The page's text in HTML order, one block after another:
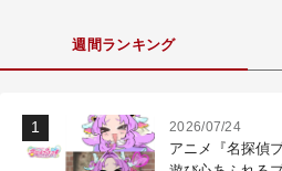
週間ランキング
2026/07/24
アニメ『名探偵